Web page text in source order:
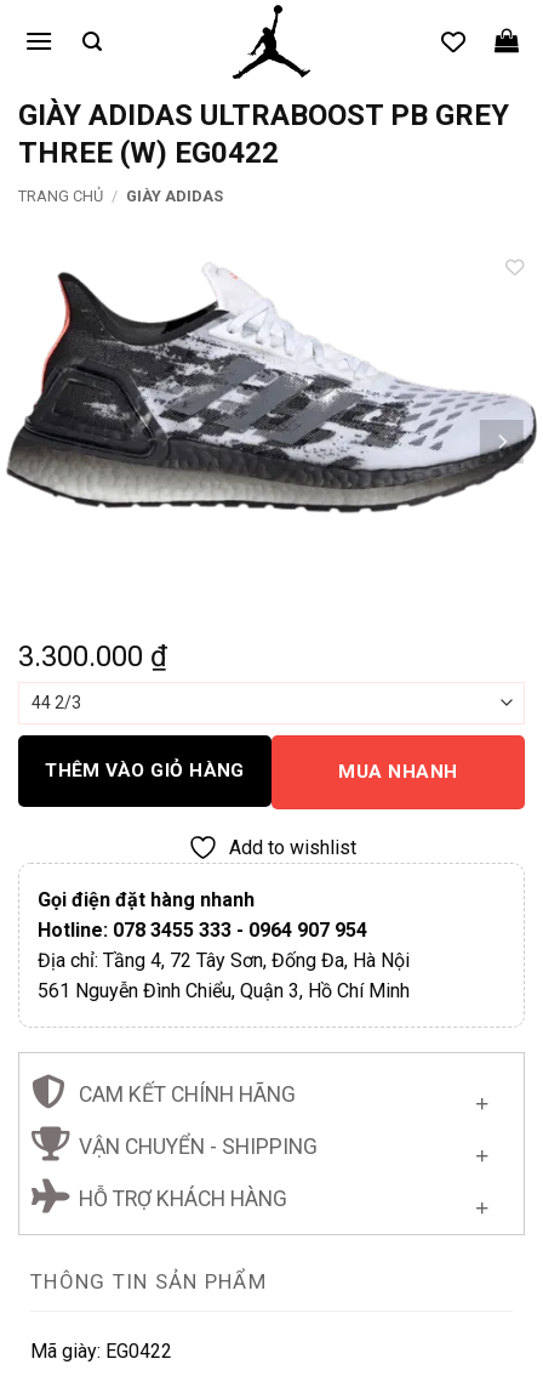
qua
dungGIÀY ADIDAS ULTRABOOST PB GREY
THREE (W) EG0422
TRANG CHỦ / GIÀY ADIDAS
3.300.000 ₫
THÊM VÀO GIỎ HÀNG MUA NHANH
Add to wishlist
Gọi điện đặt hàng nhanh
Hotline: 078 3455 333 - 0964 907 954
Địa chỉ: Tầng 4, 72 Tây Sơn, Đống Đa, Hà Nội
561 Nguyễn Đình Chiểu, Quận 3, Hồ Chí Minh
CAM KẾT CHÍNH HÃNG
VẬN CHUYỂN - SHIPPING
HỖ TRỢ KHÁCH HÀNG
THÔNG TIN SẢN PHẨM
Mã giày: EG0422